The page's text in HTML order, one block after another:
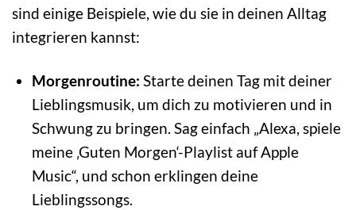
sind einige Beispiele, wie du sie in deinen Alltag
integrieren kannst:
Morgenroutine: Starte deinen Tag mit deiner
Lieblingsmusik, um dich zu motivieren und in
Schwung zu bringen. Sag einfach „Alexa, spiele
meine ‚Guten Morgen‘-Playlist auf Apple
Music“, und schon erklingen deine
Lieblingssongs.